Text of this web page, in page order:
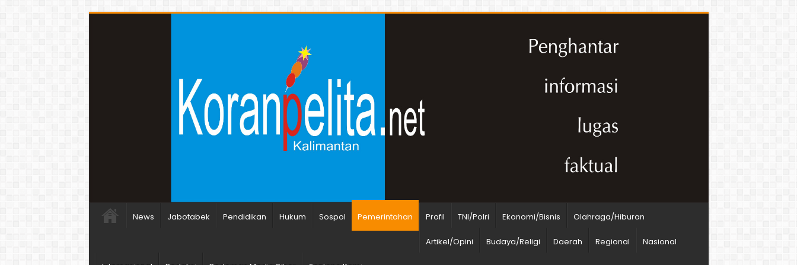
News Jabotabek Pendidikan Hukum Sospol Pemerintahan Profil TNI/Polri Ekonomi/Bisnis Olahraga/Hiburan
Artikel/Opini Budaya/Religi Daerah Regional Nasional